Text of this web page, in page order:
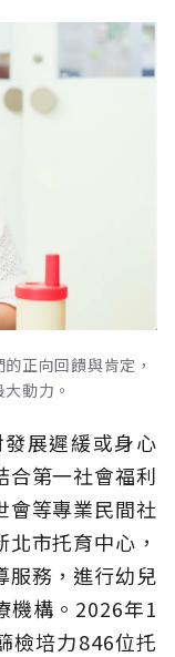
正向回饋與肯定，
動力。
展遲緩或身心
合第一社會福利
會等專業民間社
市托育中心，
服務，進行幼兒
機構。2026年1
檢培力846位托